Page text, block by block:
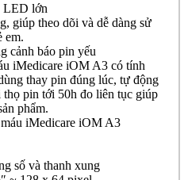
LED lớn
giúp theo dõi và dễ dàng sử
em.
cảnh báo pin yếu
iMedicare iOM A3 có tính
thay pin đúng lúc, tự động
pin tới 50h đo liên tục giúp
phẩm.
số và thanh xung